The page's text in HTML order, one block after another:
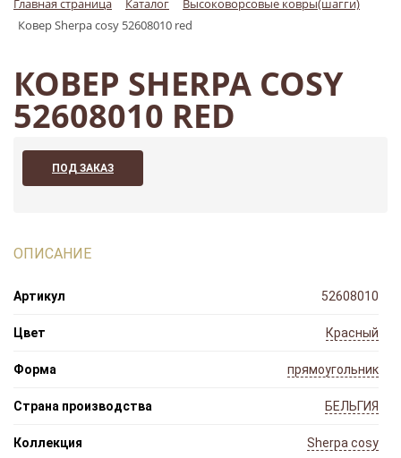
Главная страница Каталог
Высоковорсовые ковры(шагги)
Ковер Sherpa cosy 52608010 red
КОВЕР SHERPA COSY
52608010 RED
ПОД ЗАКАЗ
ОПИСАНИЕ
Артикул 52608010
Цвет Красный
Форма прямоугольник
Страна производства БЕЛЬГИЯ
Коллекция Sherpa cosy